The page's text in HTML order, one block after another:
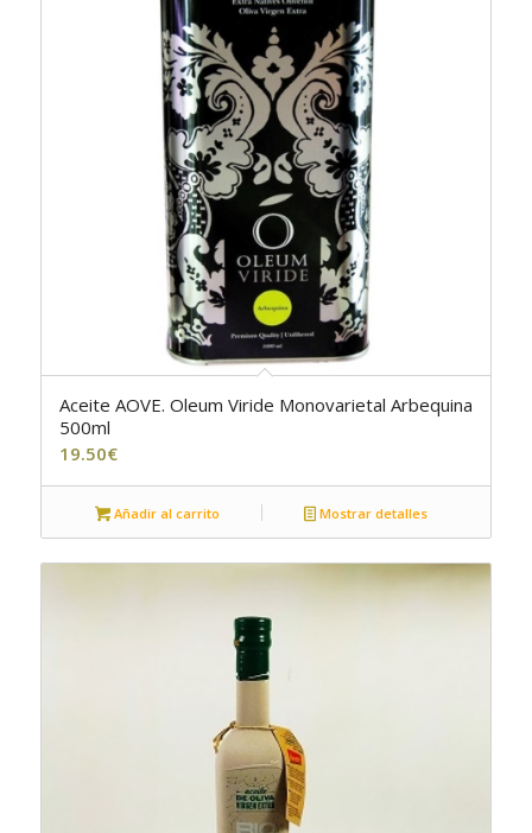
5.00
Aceite AOVE. Oleum Viride Monovarietal Arbequina
500ml
19.50€
Añadir al carrito Mostrar detalles